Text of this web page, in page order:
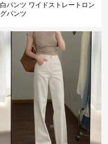
白パンツ ワイドストレートロン
グパンツ